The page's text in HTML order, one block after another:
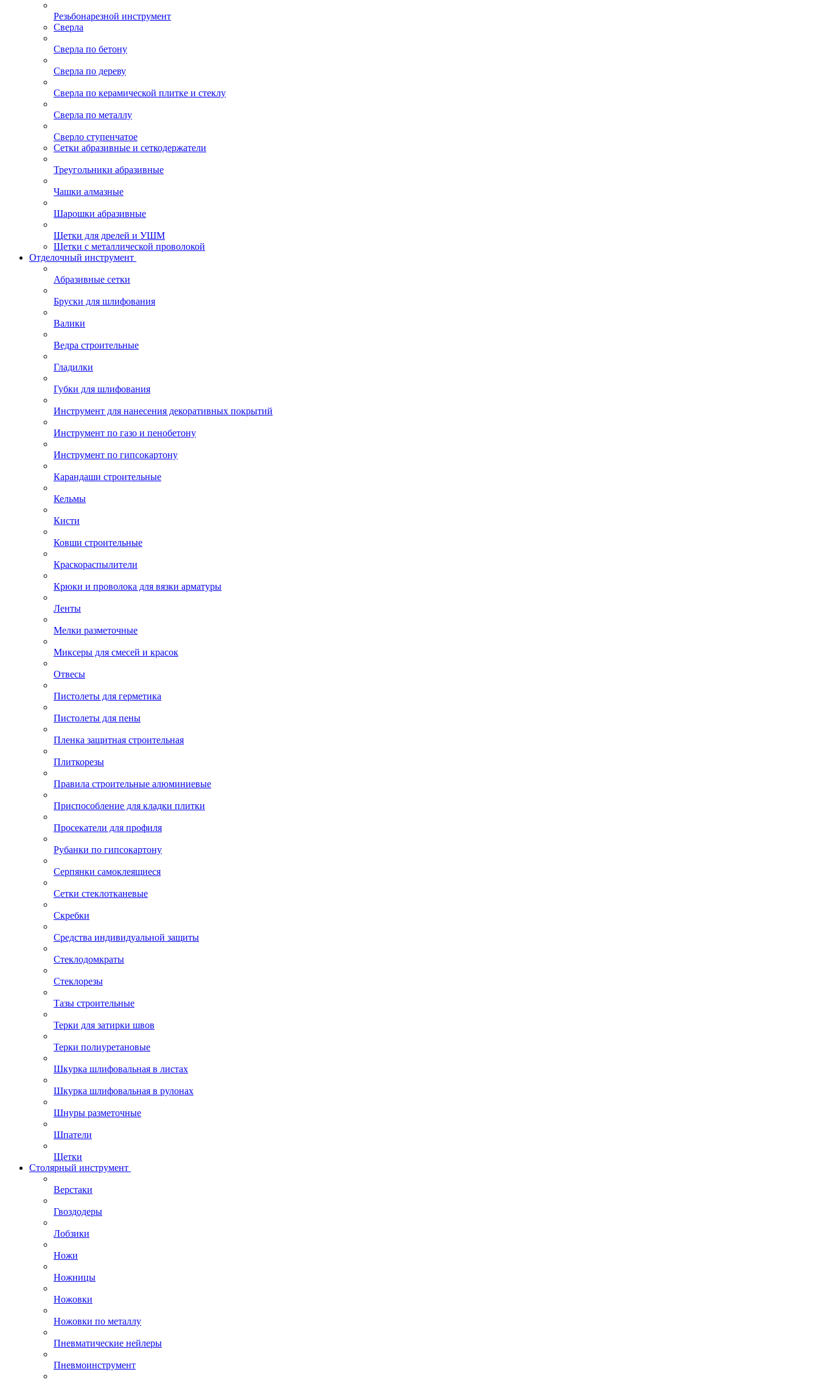
Резьбонарезной инструмент
Сверла
Сверла по бетону
Сверла по дереву
Сверла по керамической плитке и стеклу
Сверла по металлу
Сверло ступенчатое
Сетки абразивные и сеткодержатели
Треугольники абразивные
Чашки алмазные
Шарошки абразивные
Щетки для дрелей и УШМ
Щетки с металлической проволокой
Отделочный инструмент
Абразивные сетки
Бруски для шлифования
Валики
Ведра строительные
Гладилки
Губки для шлифования
Инструмент для нанесения декоративных покрытий
Инструмент по газо и пенобетону
Инструмент по гипсокартону
Карандаши строительные
Кельмы
Кисти
Ковши строительные
Краскораспылители
Крюки и проволока для вязки арматуры
Ленты
Мелки разметочные
Миксеры для смесей и красок
Отвесы
Пистолеты для герметика
Пистолеты для пены
Пленка защитная строительная
Плиткорезы
Правила строительные алюминиевые
Приспособление для кладки плитки
Просекатели для профиля
Рубанки по гипсокартону
Серпянки самоклеящиеся
Сетки стеклотканевые
Скребки
Средства индивидуальной защиты
Стеклодомкраты
Стеклорезы
Тазы строительные
Терки для затирки швов
Терки полиуретановые
Шкурка шлифовальная в листах
Шкурка шлифовальная в рулонах
Шнуры разметочные
Шпатели
Щетки
Столярный инструмент
Верстаки
Гвоздодеры
Лобзики
Ножи
Ножницы
Ножовки
Ножовки по металлу
Пневматические нейлеры
Пневмоинструмент